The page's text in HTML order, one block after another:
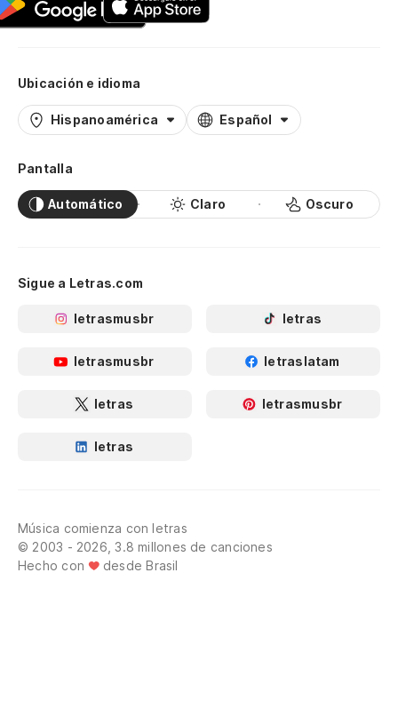
Ubicación e idioma
Hispanoamérica Español
Pantalla
Automático Claro Oscuro
Sigue a Letras.com
letrasmusbr letras
letrasmusbr letraslatam
letras letrasmusbr
letras
Música comienza con letras
© 2003 - 2026, 3.8 millones de canciones
Hecho con
desde Brasil